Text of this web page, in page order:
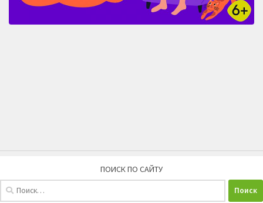
ПОИСК ПО САЙТУ